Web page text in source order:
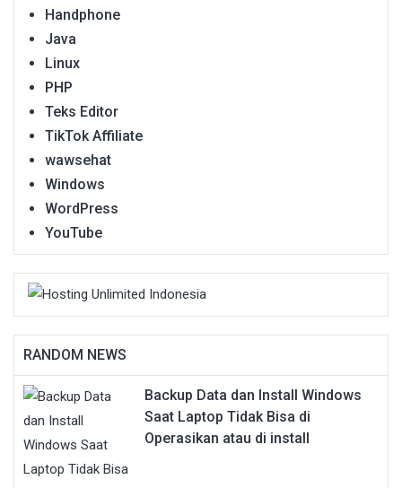
Handphone
Java
Linux
PHP
Teks Editor
TikTok Affiliate
wawsehat
Windows
WordPress
YouTube
RANDOM NEWS
Backup Data dan Install Windows
Saat Laptop Tidak Bisa di
Operasikan atau di install